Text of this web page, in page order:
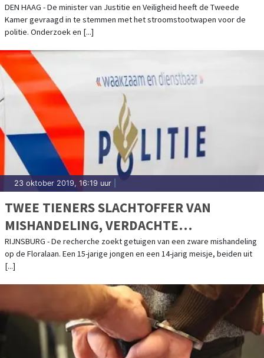
DEN HAAG - De minister van Justitie en Veiligheid heeft de Tweede
Kamer gevraagd in te stemmen met het stroomstootwapen voor de
politie. Onderzoek en [...]
23 oktober 2019, 16:19 uur
TWEE TIENERS SLACHTOFFER VAN
MISHANDELING, VERDACHTE
AANGEHOUDEN
RIJNSBURG - De recherche zoekt getuigen van een zware mishandeling
op de Floralaan. Een 15-jarige jongen en een 14-jarig meisje, beiden uit
[...]